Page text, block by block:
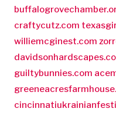
craftycutz.com
williemcginest.com
guiltybunnies.com